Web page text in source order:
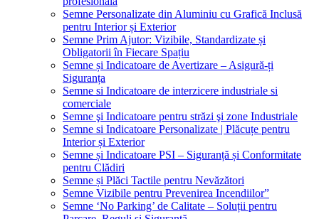
Semne Personalizate din Aluminiu cu Grafică Inclusă
pentru Interior și Exterior
Semne Prim Ajutor: Vizibile, Standardizate și
Obligatorii în Fiecare Spațiu
Semne și Indicatoare de Avertizare – Asigură-ți
Siguranța
Semne si Indicatoare de interzicere industriale si
comerciale
Semne şi Indicatoare pentru străzi şi zone Industriale
Semne si Indicatoare Personalizate | Plăcuțe pentru
Interior și Exterior
Semne și Indicatoare PSI – Siguranță și Conformitate
pentru Clădiri
Semne și Plăci Tactile pentru Nevăzători
Semne Vizibile pentru Prevenirea Incendiilor”
Semne ‘No Parking’ de Calitate – Soluții pentru